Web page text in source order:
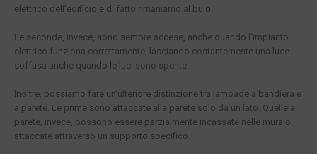
elettrico dell’edificio e di fatto rimaniamo al buio.
Le seconde, invece, sono sempre accese, anche quando l’impianto
elettrico funziona correttamente, lasciando costantemente una luce
soffusa anche quando le luci sono spente.
Inoltre, possiamo fare un’ulteriore distinzione tra lampade a bandiera e
a parete. Le prime sono attaccate alla parete solo da un lato. Quelle a
parete, invece, possono essere parzialmente incassate nelle mura o
attaccate attraverso un supporto specifico.